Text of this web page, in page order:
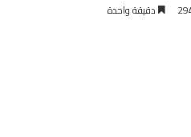
دقيقة واحدة